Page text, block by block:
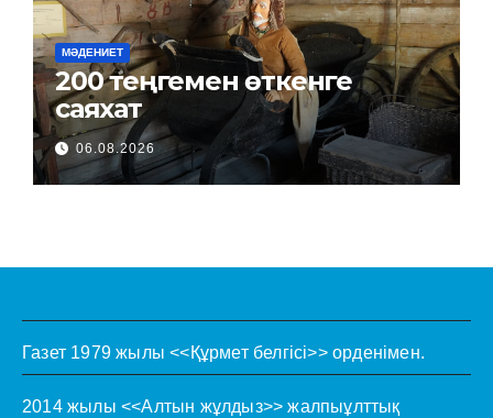
МӘДЕНИЕТ
200 теңгемен өткенге
саяхат
06.08.2026
Газет 1979 жылы <<Құрмет белгісі>> орденімен.
2014 жылы <<Алтын жұлдыз>> жалпыұлттық